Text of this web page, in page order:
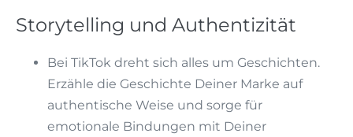
Storytelling und Authentizität
Bei TikTok dreht sich alles um Geschichten.
Erzähle die Geschichte Deiner Marke auf
authentische Weise und sorge für
emotionale Bindungen mit Deiner